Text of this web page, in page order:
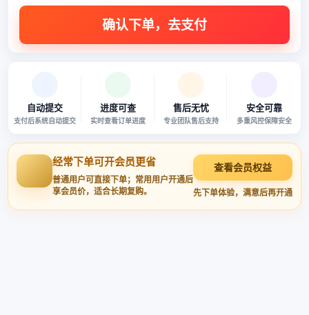
自动提交
支付后系统自动提交
进度可查
实时查看订单进度
售后无忧
专业团队售后支持
安全可靠
多重风控保障安全
经常下单可开会员更省
普通用户可直接下单；常用用户开通后
享会员价，适合长期复购。
查看会员权益
先下单体验，满意后再开通